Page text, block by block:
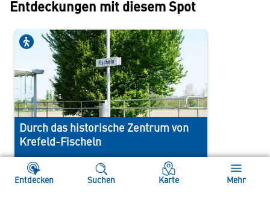
Entdecken Suchen Karte Mehr
Entdeckungen mit diesem Spot
Durch das historische Zentrum von
Krefeld-Fischeln
1h 30min 2,7km Krefeld